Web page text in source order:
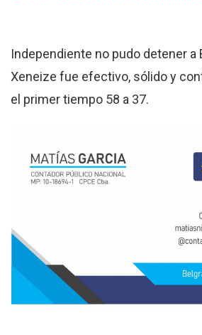
Independiente no pudo detener a
Xeneize fue efectivo, sólido y
el primer tiempo 58 a 37.